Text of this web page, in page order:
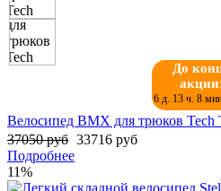
До
6 д. 13 ч. 8
Велосипед BMX для трюков Tech
37050 руб 33716 руб
Подробнее
11%